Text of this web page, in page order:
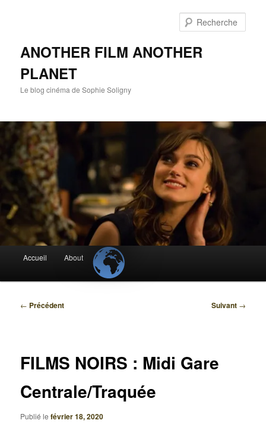
ANOTHER FILM ANOTHER
PLANET
Le blog cinéma de Sophie Soligny
principal
Accueil About
Navigation
← Précédent Suivant →
FILMS NOIRS : Midi Gare
Centrale/Traquée
Publié lefévrier 18, 2020